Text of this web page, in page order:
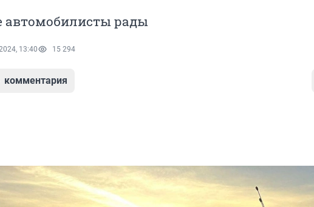
автомобилисты рады
13:40 15 294
комментария